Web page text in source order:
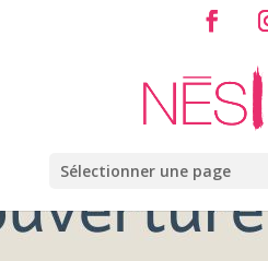
Sélectionner une page